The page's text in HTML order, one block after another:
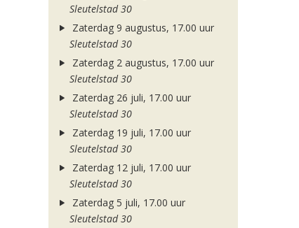
Sleutelstad 30
Zaterdag 9 augustus, 17.00 uur
Sleutelstad 30
Zaterdag 2 augustus, 17.00 uur
Sleutelstad 30
Zaterdag 26 juli, 17.00 uur
Sleutelstad 30
Zaterdag 19 juli, 17.00 uur
Sleutelstad 30
Zaterdag 12 juli, 17.00 uur
Sleutelstad 30
Zaterdag 5 juli, 17.00 uur
Sleutelstad 30